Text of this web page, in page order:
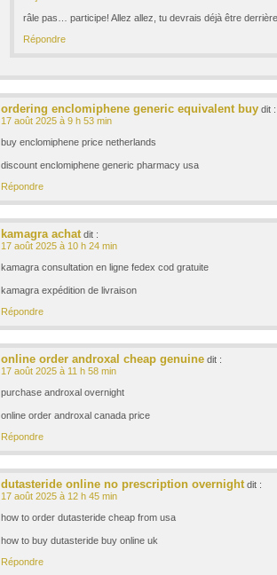
râle pas… participe! Allez allez, tu devrais déjà être
Répondre
ordering enclomiphene generic equivalent buy dit :
17 août 2025 à 9 h 53 min
buy enclomiphene price netherlands
discount enclomiphene generic pharmacy usa
Répondre
kamagra achat dit :
17 août 2025 à 10 h 24 min
kamagra consultation en ligne fedex cod gratuite
kamagra expédition de livraison
Répondre
online order androxal cheap genuine dit :
17 août 2025 à 11 h 58 min
purchase androxal overnight
online order androxal canada price
Répondre
dutasteride online no prescription overnight dit :
17 août 2025 à 12 h 45 min
how to order dutasteride cheap from usa
how to buy dutasteride buy online uk
Répondre